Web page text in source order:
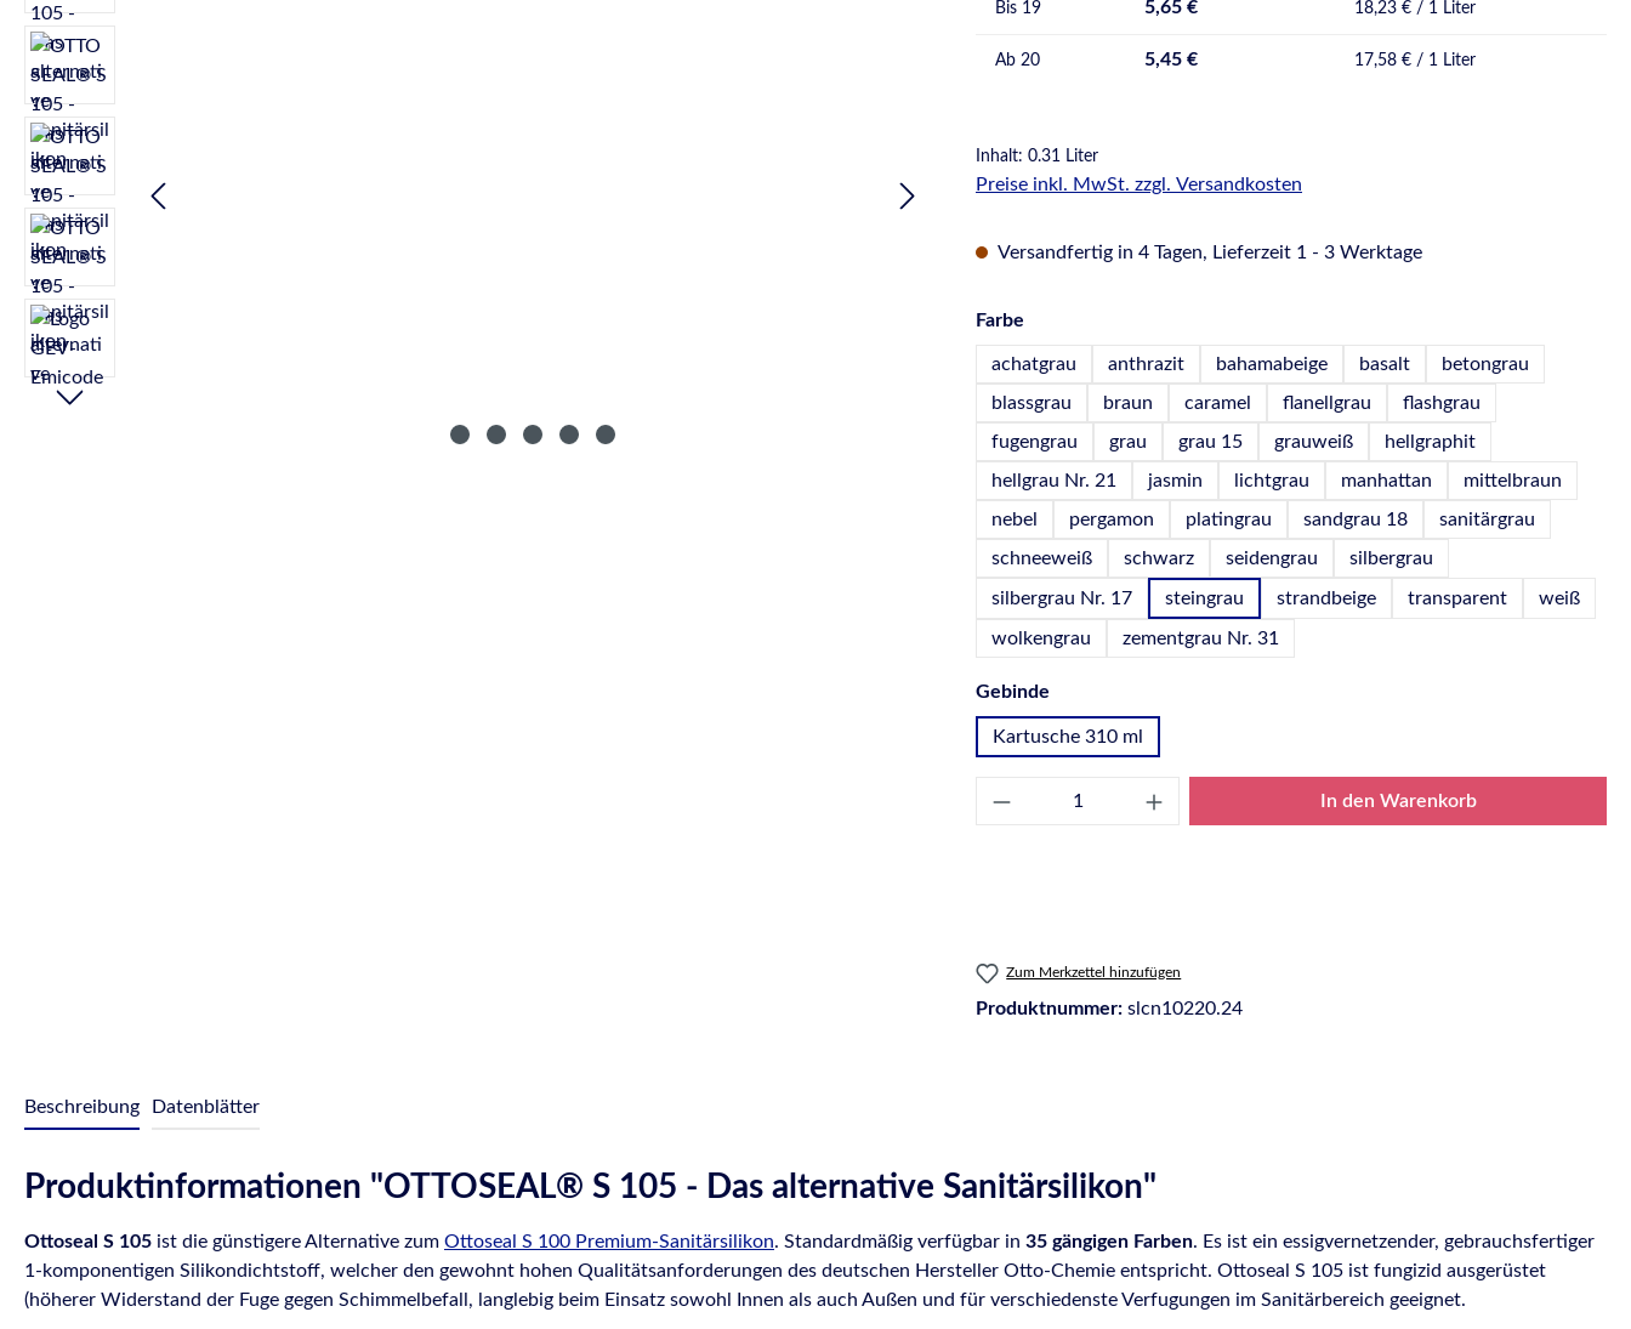
Bis 19 5,65 € 18,23 € / 1 Liter
Ab 20 5,45 € 17,58 € / 1 Liter
Inhalt: 0.31 Liter
Preise inkl. MwSt. zzgl. Versandkosten
Versandfertig in 4 Tagen, Lieferzeit 1 - 3 Werktage
Farbe
achatgrau anthrazit bahamabeige basalt
betongrau
blassgrau
braun caramel flanellgrau
flashgrau
fugengrau
grau grau 15 grauweiß
hellgraphit
hellgrau Nr. 21
jasmin lichtgrau manhattan
mittelbraun
nebel
pergamon platingrau sandgrau 18
sanitärgrau
schneeweiß
schwarz seidengrau silbergrau
silbergrau Nr. 17 steingrau strandbeige transparent weiß
wolkengrau zementgrau Nr. 31
Gebinde
Kartusche 310 ml
Produkt Anzahl: Gib den gewünschten Wert ein
In den Warenkorb
Zum Merkzettel hinzufügen
Produktnummer: slcn10220.24
Beschreibung Datenblätter
Produktinformationen "OTTOSEAL® S 105 - Das alternative Sanitärsilikon"
Ottoseal S 105 ist die günstigere Alternative zum Ottoseal S 100 Premium-Sanitärsilikon. Standardmäßig verfügbar in 35 gängigen Farben. Es ist ein essigvernetzender, gebrauchsfertiger
1-komponentigen Silikondichtstoff, welcher den gewohnt hohen Qualitätsanforderungen des deutschen Hersteller Otto-Chemie entspricht. Ottoseal S 105 ist fungizid ausgerüstet
(höherer Widerstand der Fuge gegen Schimmelbefall, langlebig beim Einsatz sowohl Innen als auch Außen und für verschiedenste Verfugungen im Sanitärbereich geeignet.